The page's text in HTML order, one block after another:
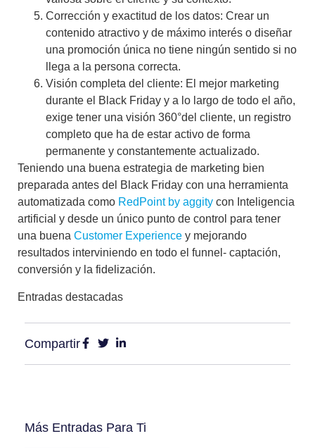
Corrección y exactitud de los datos: Crear un
contenido atractivo y de máximo interés o diseñar
una promoción única no tiene ningún sentido si no
llega a la persona correcta.
Visión completa del cliente: El mejor marketing
durante el Black Friday y a lo largo de todo el año,
exige tener una visión 360°del cliente, un registro
completo que ha de estar activo de forma
permanente y constantemente actualizado.
Teniendo una buena estrategia de marketing bien
preparada antes del Black Friday con una herramienta
automatizada como RedPoint by aggity con Inteligencia
artificial y desde un único punto de control para tener
una buena Customer Experience y mejorando
resultados interviniendo en todo el funnel- captación,
conversión y la fidelización.
Entradas destacadas
Compartir
Más Entradas Para Ti